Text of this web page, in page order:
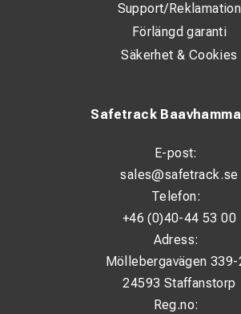
Safetrack
E-post:
sales@safetrack.se
Telefon:
+46 (0)40-44 53 00
Adress:
Möllebergavägen 339-
24593 Staffanstorp
Reg.no:
Support/Reklamation
Förlängd garanti
Säkerhet & Cookies